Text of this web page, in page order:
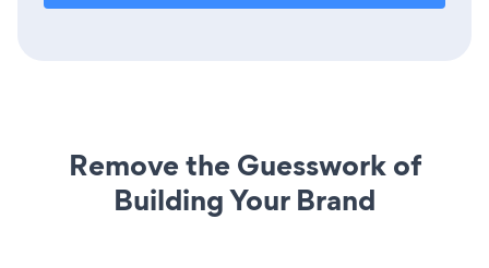
Remove the Guesswork of
Building Your Brand